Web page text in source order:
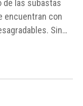
de las subastas
encuentran con
Sin
y descubrió